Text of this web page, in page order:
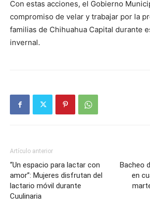
Con estas acciones, el Gobierno
compromiso de velar y trabajar por la
familias de Chihuahua Capital durante
invernal.
Artículo anterior
“Un espacio para lactar con
amor”: Mujeres disfrutan del
lactario móvil durante
Cuulinaria
Bacheo
en